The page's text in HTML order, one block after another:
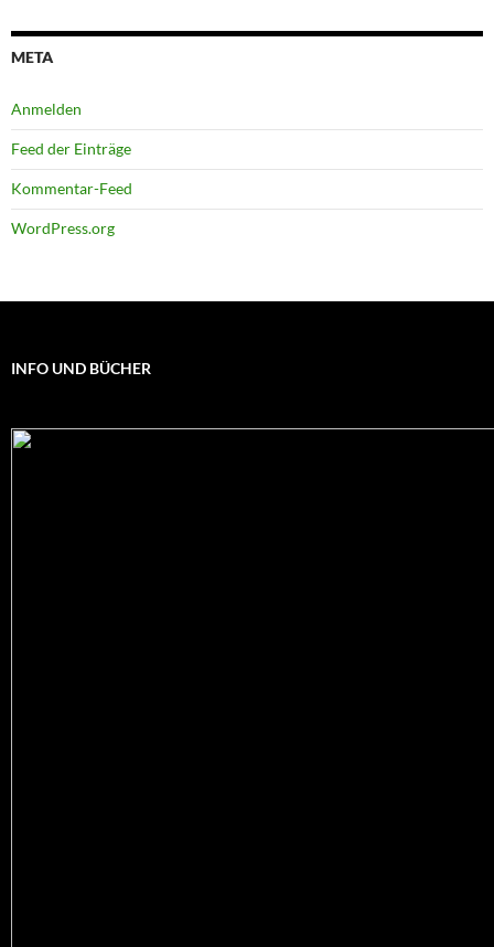
META
Anmelden
Feed der Einträge
Kommentar-Feed
WordPress.org
INFO UND BÜCHER